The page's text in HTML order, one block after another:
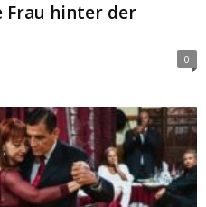
Frau hinter der
0